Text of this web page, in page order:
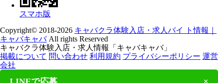
スマホ版
Copyright© 2018-2026 キャバクラ体験入店・求人バイ ト情報｜
キャバキャバAll rights Reserved
キャバクラ体験入店・求人情報「キャバキャバ」
掲載について 問い合わせ 利用規約 プライバシーポリシー 運営
会社